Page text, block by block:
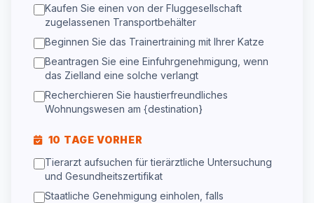
Kaufen Sie einen von der Fluggesellschaft
zugelassenen Transportbehälter
Beginnen Sie das Trainertraining mit Ihrer Katze
Beantragen Sie eine Einfuhrgenehmigung, wenn
das Zielland eine solche verlangt
Recherchieren Sie haustierfreundliches
Wohnungswesen am {destination}
10 TAGE VORHER
Tierarzt aufsuchen für tierärztliche Untersuchung
und Gesundheitszertifikat
Staatliche Genehmigung einholen, falls